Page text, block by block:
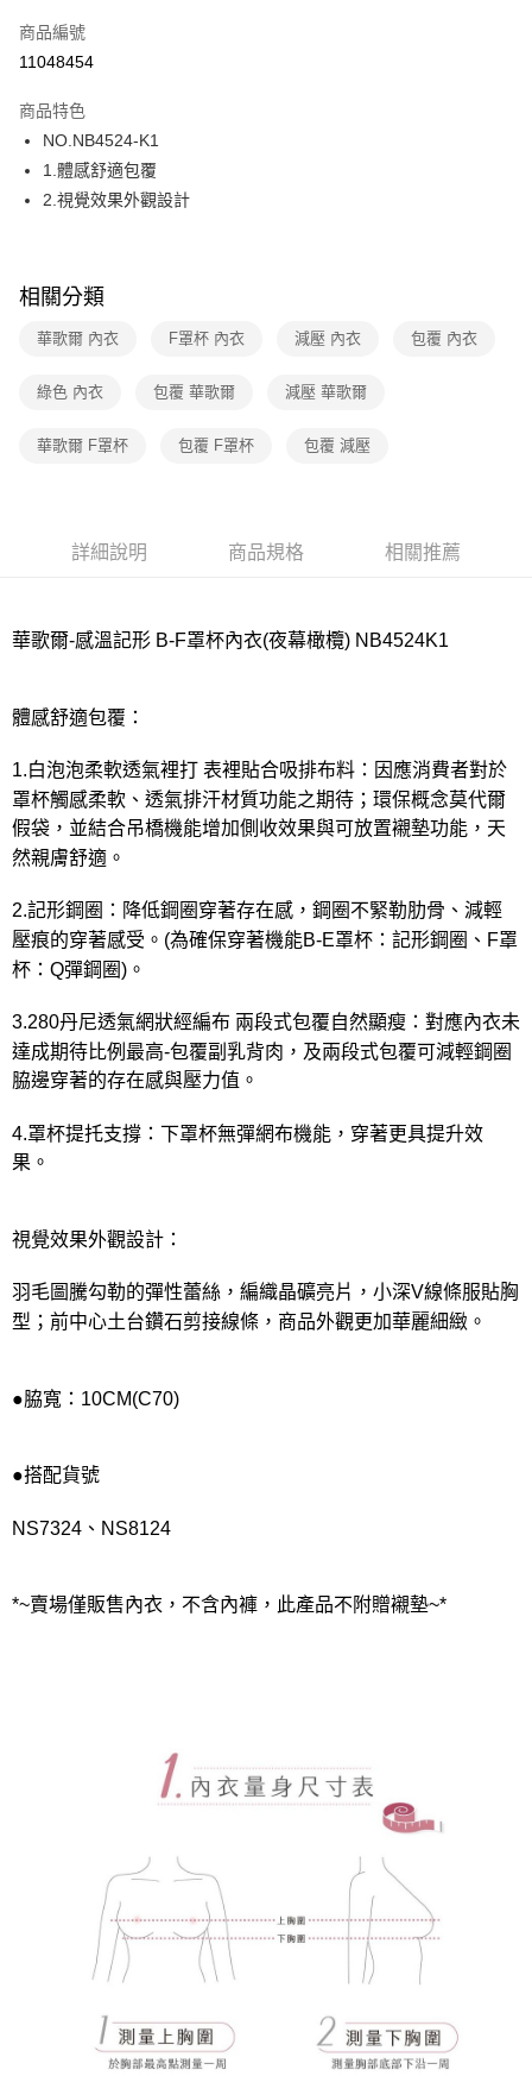
街口支付
運送方式
全家取貨付款
每筆NT$80，滿NT$1,000(含以上)免運費
每筆NT$80，滿NT$1,000(含以上)免運費
7-11取貨付款
付款後7-11取貨
每筆NT$80，滿NT$1,000(含以上)免運費
付款後門市自取
商品編號
11048454
商品特色
NO.NB4524-K1
1.體感舒適包覆
2.視覺效果外觀設計
相關分類
華歌爾 內衣 F罩杯 內衣 減壓 內衣 包覆 內衣
綠色 內衣 包覆 華歌爾 減壓 華歌爾
華歌爾 F罩杯 包覆 F罩杯 包覆 減壓
詳細說明 商品規格 相關推薦
華歌爾-感溫記形 B-F罩杯內衣(夜幕橄欖) NB4524K1
體感舒適包覆：
1.白泡泡柔軟透氣裡打 表裡貼合吸排布料：因應消費者對於
罩杯觸感柔軟、透氣排汗材質功能之期待；環保概念莫代爾
假袋，並結合吊橋機能增加側收效果與可放置襯墊功能，天
然親膚舒適。
2.記形鋼圈：降低鋼圈穿著存在感，鋼圈不緊勒肋骨、減輕
壓痕的穿著感受。(為確保穿著機能B-E罩杯：記形鋼圈、F罩
杯：Q彈鋼圈)。
3.280丹尼透氣網狀經編布 兩段式包覆自然顯瘦：對應內衣未
達成期待比例最高-包覆副乳背肉，及兩段式包覆可減輕鋼圈
脇邊穿著的存在感與壓力值。
4.罩杯提托支撐：下罩杯無彈網布機能，穿著更具提升效
果。
視覺效果外觀設計：
羽毛圖騰勾勒的彈性蕾絲，編織晶礦亮片，小深V線條服貼胸
型；前中心土台鑽石剪接線條，商品外觀更加華麗細緻。
●脇寬：10CM(C70)
●搭配貨號
NS7324、NS8124
*~賣場僅販售內衣，不含內褲，此產品不附贈襯墊~*